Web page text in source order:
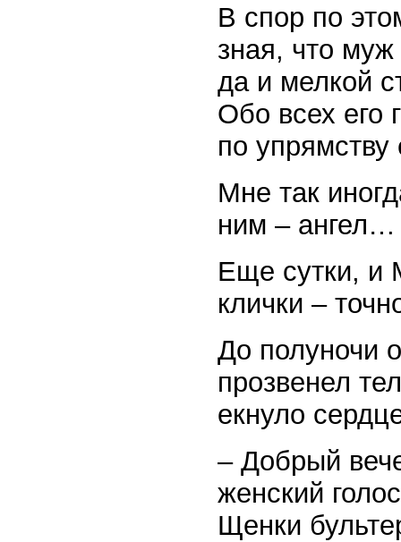
В спор по
зная, что
да и мелкой
Обо всех его
по упрямству
Мне так
ним – ангел…
Еще сутки, и
клички –
До полуночи
прозвенел
екнуло
– Добрый
женский
Щенки